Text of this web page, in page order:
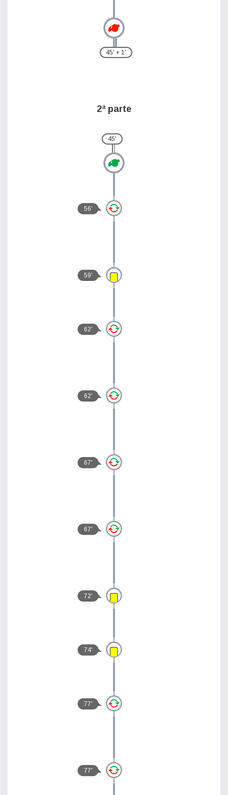
45' + 1'
2ª parte
45'
56'
59'
62'
62'
67'
67'
72'
74'
77'
77'